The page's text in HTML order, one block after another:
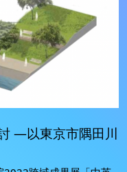
—以東京市隅田川